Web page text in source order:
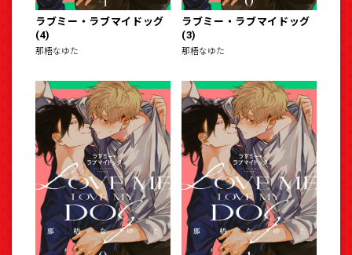
ラブミー・ラブマイドッグ
(4)
那梧なゆた
ラブミー・ラブマイドッグ
(3)
那梧なゆた